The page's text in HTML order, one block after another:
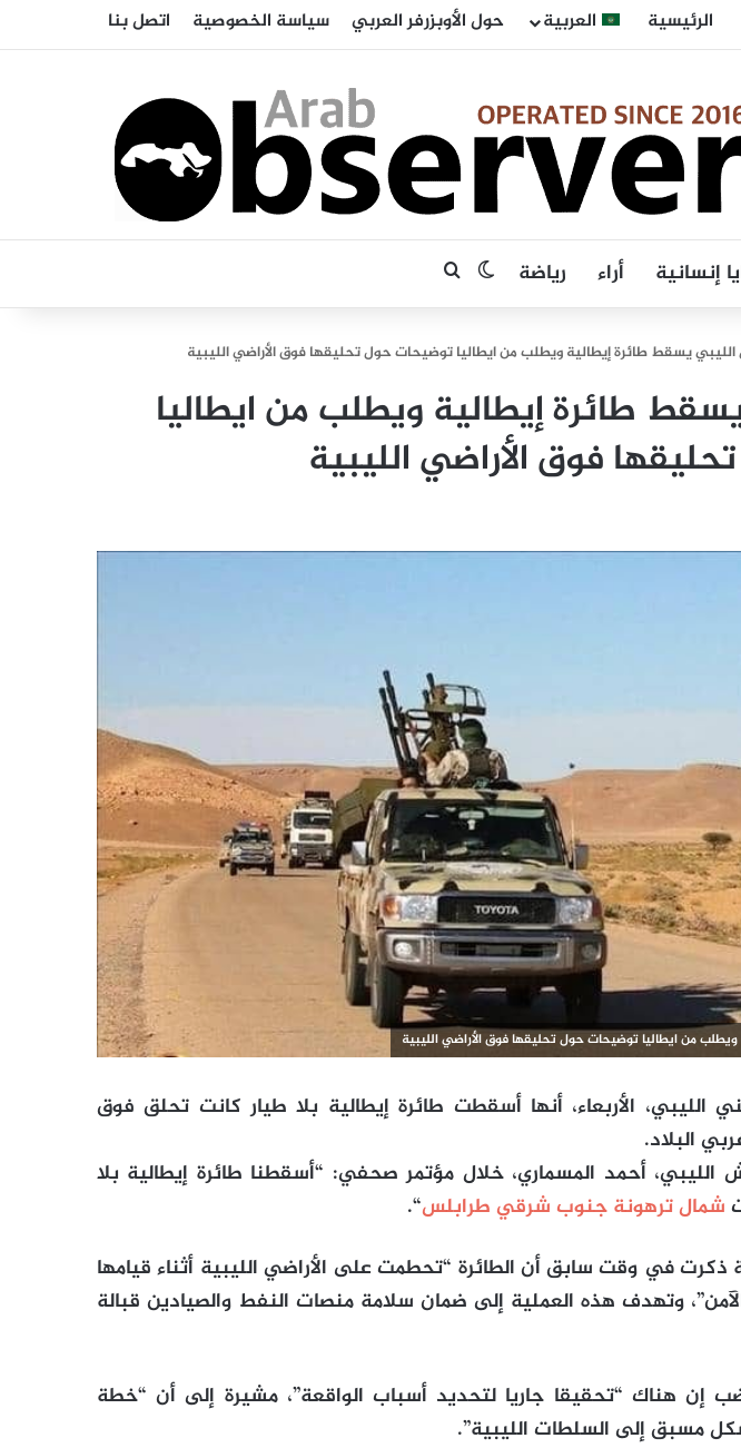
الرئيسية العربية حول الأوبزرفر العربي سياسة الخصوصية اتصل بنا
إنسانية أراء رياضة الوضع المظلم
يسقط طائرة إيطالية ويطلب من ايطاليا توضيحات حول تحليقها فوق الأراضي الليبية
طائرة إيطالية ويطلب من ايطاليا
فوق الأراضي الليبية
من ايطاليا توضيحات حول تحليقها فوق الأراضي الليبية
الأربعاء، أنها أسقطت طائرة إيطالية بلا طيار كانت تحلق فوق
البلاد.
أحمد المسماري، خلال مؤتمر صحفي: “أسقطنا طائرة إيطالية بلا
شمال ترهونة جنوب شرقي طرابلس“.
ذكرت في وقت سابق أن الطائرة “تحطمت على الأراضي الليبية أثناء قيامها
وتهدف هذه العملية إلى ضمان سلامة منصات النفط والصيادين قبالة
إن هناك “تحقيقا جاريا لتحديد أسباب الواقعة”، مشيرة إلى أن “خطة
مسبق إلى السلطات الليبية”.